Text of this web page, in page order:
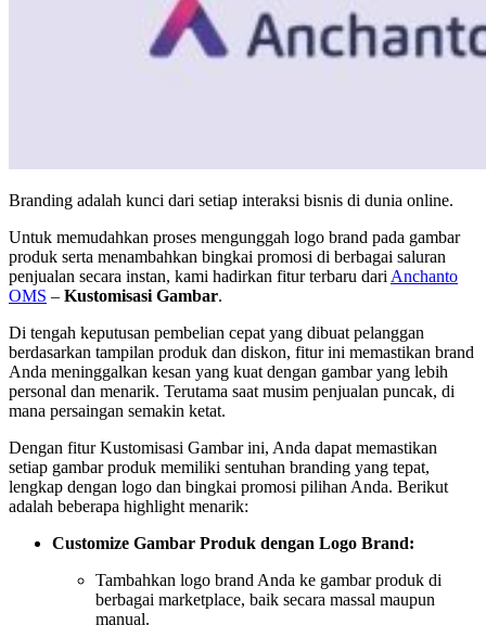
Branding adalah kunci dari setiap interaksi bisnis di dunia online.
Untuk memudahkan proses mengunggah logo brand pada gambar
produk serta menambahkan bingkai promosi di berbagai saluran
penjualan secara instan, kami hadirkan fitur terbaru dari Anchanto
OMS – Kustomisasi Gambar.
Di tengah keputusan pembelian cepat yang dibuat pelanggan
berdasarkan tampilan produk dan diskon, fitur ini memastikan brand
Anda meninggalkan kesan yang kuat dengan gambar yang lebih
personal dan menarik. Terutama saat musim penjualan puncak, di
mana persaingan semakin ketat.
Dengan fitur Kustomisasi Gambar ini, Anda dapat memastikan
setiap gambar produk memiliki sentuhan branding yang tepat,
lengkap dengan logo dan bingkai promosi pilihan Anda. Berikut
adalah beberapa highlight menarik:
Customize Gambar Produk dengan Logo Brand:
Tambahkan logo brand Anda ke gambar produk di
berbagai marketplace, baik secara massal maupun
manual.